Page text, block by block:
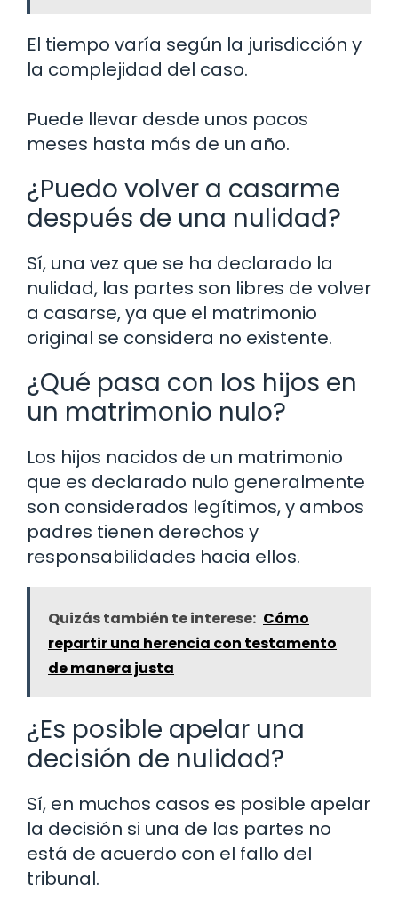
El tiempo varía según la jurisdicción y
la complejidad del caso.
Puede llevar desde unos pocos
meses hasta más de un año.
¿Puedo volver a casarme
después de una nulidad?
Sí, una vez que se ha declarado la
nulidad, las partes son libres de volver
a casarse, ya que el matrimonio
original se considera no existente.
¿Qué pasa con los hijos en
un matrimonio nulo?
Los hijos nacidos de un matrimonio
que es declarado nulo generalmente
son considerados legítimos, y ambos
padres tienen derechos y
responsabilidades hacia ellos.
Quizás también te interese: Cómo
repartir una herencia con testamento
de manera justa
¿Es posible apelar una
decisión de nulidad?
Sí, en muchos casos es posible apelar
la decisión si una de las partes no
está de acuerdo con el fallo del
tribunal.